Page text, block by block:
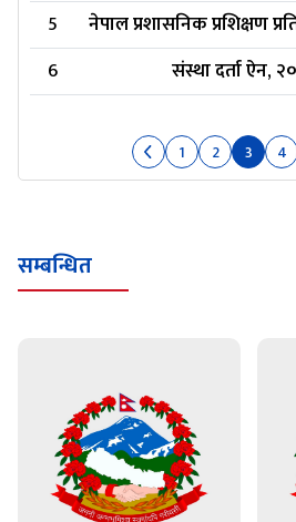
5
नेपाल प्रशासनिक प्रशिक्षण
6
संस्था दर्ता ऐन,
1 2 3 4
सम्बन्धित